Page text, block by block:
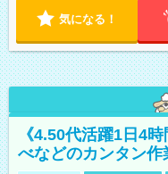
気になる！
《4.50代活躍1日4
べなどのカンタン作